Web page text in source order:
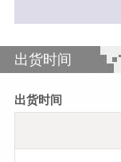
出货时间
出货时间